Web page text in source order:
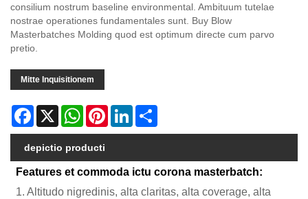
consilium nostrum baseline environmental. Ambituum tutelae
nostrae operationes fundamentales sunt. Buy Blow
Masterbatches Molding quod est optimum directe cum parvo
pretio.
Mitte Inquisitionem
Facebook
X WhatsAppPinterestLinkedIn
depictio producti
Features et commoda ictu corona masterbatch:
1. Altitudo nigredinis, alta claritas, alta coverage, alta